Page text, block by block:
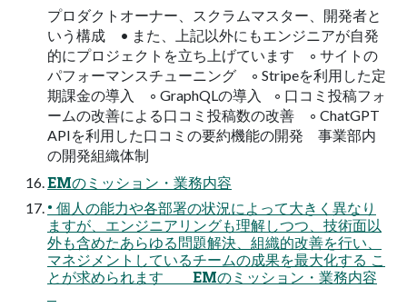
プロダクトオーナー、スクラムマスター、開発者と
いう構成 • また、上記以外にもエンジニアが自発
的にプロジェクトを立ち上げています ◦ サイトの
パフォーマンスチューニング ◦ Stripeを利用した定
期課金の導入 ◦ GraphQLの導入 ◦ 口コミ投稿フォ
ームの改善による口コミ投稿数の改善 ◦ ChatGPT
APIを利用した口コミの要約機能の開発 事業部内
の開発組織体制
EMのミッション・業務内容
• 個人の能力や各部署の状況によって大きく異なり
ますが、エンジニアリングも理解しつつ、技術面以
外も含めたあらゆる問題解決、組織的改善を行い、
マネジメントしているチームの成果を最大化する こ
とが求められます EMのミッション・業務内容